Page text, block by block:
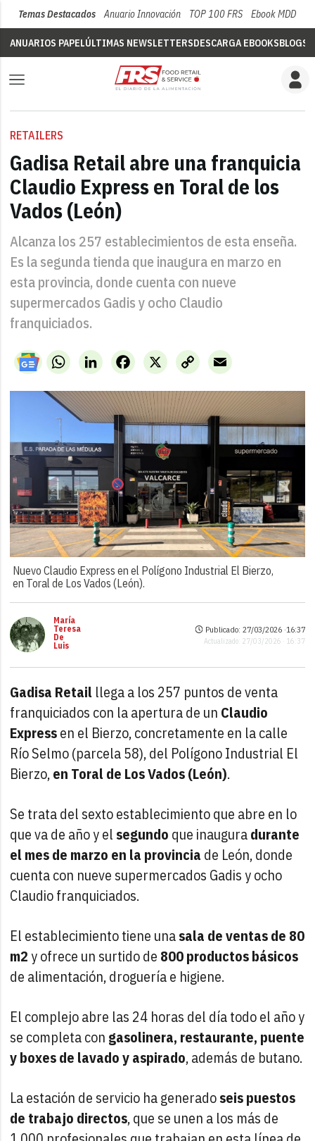
Temas Destacados Anuario Innovación TOP 100 FRS Ebook MDD
ANUARIOS PAPELÚLTIMAS NEWSLETTERSDESCARGA EBOOKSBLOGS
RETAILERS
Gadisa Retail abre una franquicia
Claudio Express en Toral de los
Vados (León)
Alcanza los 257 establecimientos de esta enseña.
Es la segunda tienda que inaugura en marzo en
esta provincia, donde cuenta con nueve
supermercados Gadis y ocho Claudio
franquiciados.
WhatsAppLinkedIn X
Facebook
Copy
Link
Email
Nuevo Claudio Express en el Polígono Industrial El Bierzo,
en Toral de Los Vados (León).
María
Teresa
De
Luis
Publicado: 27/03/2026 ·16:37
Actualizado: 27/03/2026 · 16:37
Gadisa Retail llega a los 257 puntos de venta
franquiciados con la apertura de un Claudio
Expressen el Bierzo, concretamente en la calle
Río Selmo (parcela 58), del Polígono Industrial El
Bierzo,en Toral de Los Vados (León).
Se trata del sexto establecimiento que abre en lo
que va de año y el segundo que inauguradurante
el mes de marzo en la provincia de León, donde
cuenta con nueve supermercados Gadis y ocho
Claudio franquiciados.
El establecimiento tiene unasala de ventas de 80
m2y ofrece un surtido de 800 productos básicos
de alimentación, droguería e higiene.
El complejo abre las 24 horas del día todo el año y
se completa con gasolinera, restaurante, puente
y boxes de lavado y aspirado, además de butano.
La estación de servicio ha generadoseis puestos
de trabajo directos, que se unen a los más de